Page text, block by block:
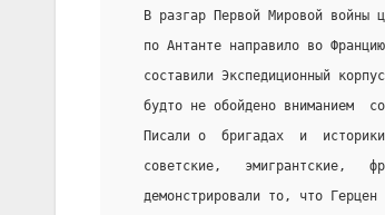
В разгар Первой Мировой войны
по Антанте направило во
составили Экспедиционный
будто не обойдено вниманием
Писали о  бригадах  и
советские,   эмигрантские,
демонстрировали то, что